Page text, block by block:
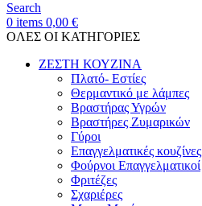
Search
0 items 0,00 €
OΛΕΣ ΟΙ ΚΑΤΗΓΟΡΙΕΣ
ΖΕΣΤΗ ΚΟΥΖΙΝΑ
Πλατό- Εστίες
Θερμαντικό με λάμπες
Βραστήρας Υγρών
Βραστήρες Ζυμαρικών
Γύροι
Επαγγελματικές κουζίνες
Φούρνοι Επαγγελματικοί
Φριτέζες
Σχαριέρες